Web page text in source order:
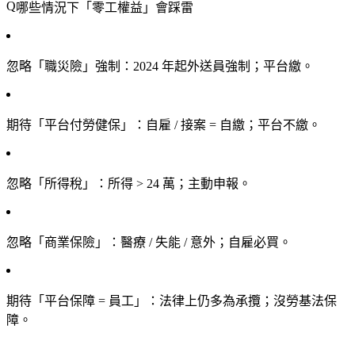
哪些情況下「零工權益」會踩雷
忽略「職災險」強制 ：2024 年起外送員強制；平台繳。
期待「平台付勞健保」 ：自雇 / 接案 = 自繳；平台不繳。
忽略「所得稅」 ：所得 > 24 萬；主動申報。
忽略「商業保險」 ：醫療 / 失能 / 意外；自雇必買。
期待「平台保障 = 員工」
：法律上仍多為承攬；沒勞基法保
障。